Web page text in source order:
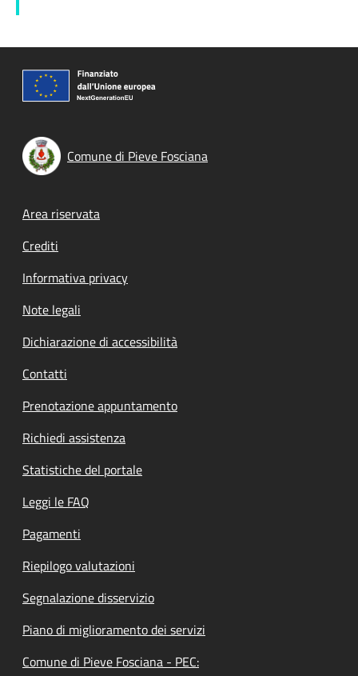
Comune di Pieve Fosciana
Footer menu
Area riservata
Crediti
Informativa privacy
Note legali
Dichiarazione di accessibilità
Contatti
Prenotazione appuntamento
Richiedi assistenza
Statistiche del portale
Leggi le FAQ
Pagamenti
Riepilogo valutazioni
Segnalazione disservizio
Piano di miglioramento dei servizi
Comune di Pieve Fosciana - PEC: